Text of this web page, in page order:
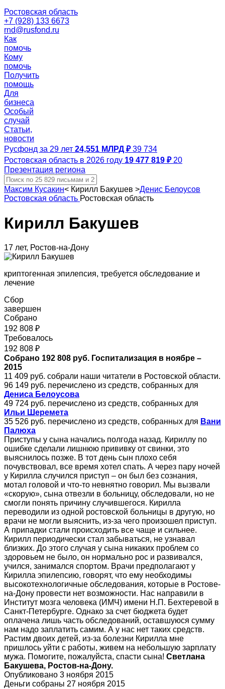
Ростовская область
+7 (928) 133 6673
rnd@rusfond.ru
Как
помочь
Кому
помочь
Получить
помощь
Для
бизнеса
Особый
случай
Статьи,
новости
Русфонд за 29 лет 24,551 МЛРД ₽ 39 734
Ростовская область в 2026 году 19 477 819 ₽ 20
Презентация региона
Максим Кусакин< Кирилл Бакушев >Денис Белоусов
Ростовская область Ростовская область
Кирилл Бакушев
17 лет, Ростов-на-Дону
криптогенная эпилепсия, требуется обследование и
лечение
Сбор
завершен
Собрано
192 808 ₽
Требовалось
192 808 ₽
Собрано 192 808 руб. Госпитализация в ноябре –
2015
11 409 руб. собрали наши читатели в Ростовской области.
96 149 руб. перечислено из средств, собранных для
Дениса Белоусова
49 724 руб. перечислено из средств, собранных для
Ильи Шеремета
35 526 руб. перечислено из средств, собранных для Вани
Палюха
Приступы у сына начались полгода назад. Кириллу по
ошибке сделали лишнюю прививку от свинки, это
выяснилось позже. В тот день сын плохо себя
почувствовал, все время хотел спать. А через пару ночей
у Кирилла случился приступ – он был без сознания,
мотал головой и что-то невнятно говорил. Мы вызвали
«скорую», сына отвезли в больницу, обследовали, но не
смогли понять причину случившегося. Кирилла
переводили из одной ростовской больницы в другую, но
врачи не могли выяснить, из-за чего произошел приступ.
А припадки стали происходить все чаще и сильнее.
Кирилл периодически стал забываться, не узнавал
близких. До этого случая у сына никаких проблем со
здоровьем не было, он нормально рос и развивался,
учился, занимался спортом. Врачи предполагают у
Кирилла эпилепсию, говорят, что ему необходимы
высокотехнологичные обследования, которые в Ростове-
на-Дону провести нет возможности. Нас направили в
Институт мозга человека (ИМЧ) имени Н.П. Бехтеревой в
Санкт-Петербурге. Однако за счет бюджета будет
оплачена лишь часть обследований, оставшуюся сумму
нам надо заплатить самим. А у нас нет таких средств.
Растим двоих детей, из-за болезни Кирилла мне
пришлось уйти с работы, живем на небольшую зарплату
мужа. Помогите, пожалуйста, спасти сына! Светлана
Бакушева, Ростов-на-Дону.
Опубликовано 3 ноября 2015
Деньги собраны 27 ноября 2015